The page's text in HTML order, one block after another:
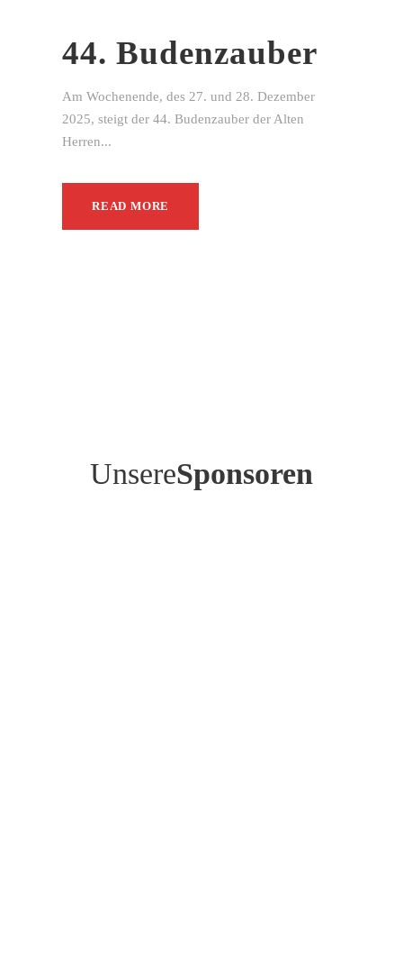
44. Budenzauber
Am Wochenende, des 27. und 28. Dezember
2025, steigt der 44. Budenzauber der Alten
Herren...
READ MORE
UnsereSponsoren